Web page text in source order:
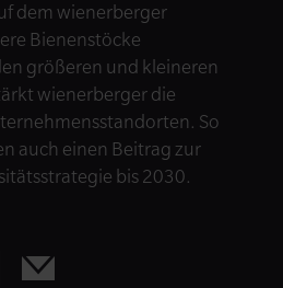
dem wienerberger
Bienenstöcke
größeren und kleineren
wienerberger die
So
auch einen Beitrag zur
bis 2030.